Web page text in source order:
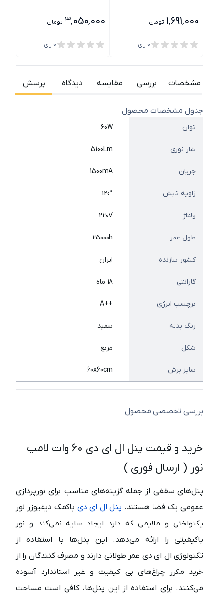
1,691,000 تومان
0 رای
3,050,000 تومان
0 رای
مشخصات بررسی مقایسه دیدگاه پرسش
جدول مشخصات محصول
توان 60W
شار نوری 5100Lm
جریان 1500mA
زاویه تابش 120°
ولتاژ 220V
طول عمر 25000h
کشور سازنده ایران
گارانتی 18 ماه
برچسب انرژی ++A
رنگ بدنه سفید
شکل مربع
سایز برش 60x60cm
بررسی تخصصی محصول
خرید و قیمت پنل ال ای دی ۶۰ وات لامپ
نور ( ارسال فوری )
پنل‌های سقفی از جمله گزینه‌های مناسب برای نورپردازی
عمومی یک فضا هستند. پنل ال ای دی باکمک دیفیوزر نور
یکنواختی و ملایمی که دارد ایجاد سایه نمی‌کند و نور
باکیفیتی را ارائه می‌دهد. این پنل‌ها با استفاده از
تکنولوژی ال ای دی عمر طولانی دارند و مصرف کنندگان را از
خرید مکرر چراغ‌های بی کیفیت و غیر استاندارد آسوده
می‌کنند. برای استفاده از این پنل‌ها، کافی است مساحت